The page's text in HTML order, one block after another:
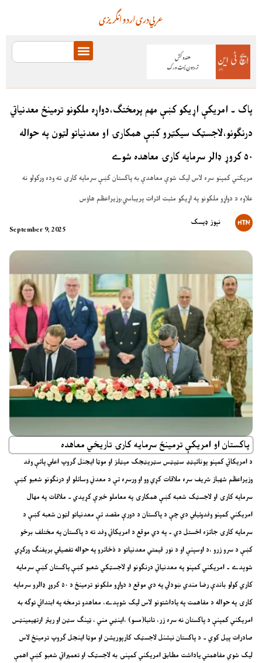
انگریزیاردودریعربي
پاک ۔ امريکې اړيکو کښې مهم پرمختګ،دواړه ملکونو ترمينځ معدنياتي
درنګونو،لاجسټک سيکټرو کښې همکارۍ او معدنياتو لټون په حواله
۵۰ کروړ ډالر سرمايه کارۍ معاهده شوے
مريکني کمپنو سره لاس ليک شوې معاهدې به پاکستان کښې سرمايه کارۍ ته وده ورکولو نه
علاوه د دواړو ملکونو په اړيکو مثبت اثرات پريباسي،وزيراعظم هاؤس
September 9, 2025
نېوز ډیسک
پاکستان او امريکې ترمينځ سرمايه کارۍ تاريخي معاهده
د امريکائي کمپنو يونائيټډ سټيټس سټريټجک ميټلز او موټا ايجنل ګروپ اعلي پائې وفد
وزيراعظم شهباز شريف سره ملاقات کړي وو او ورسره ئې د معدني وسائلو او درنګونو شعبو کښې
سرمايه کارۍ او لاجسټک شعبه کښې همکارۍ په معاملو خبرې کړيدي ۔ ملاقات په مهال
امريکني کمپنو وفدوئيلي دي چې د پاکستان د دورې مقصد ئې معدنياتو لټون شعبه کښې د
سرمايه کارۍ جائزه اخستل دي ۔ په دي موقع د امريکائي وفد ته د پاکستان په مختلف برخو
کښې د سرو زرو ،د اوسپنې او د نور قيمتي معدنياتو د ذخائرو په حواله تفصيلي بريفنګ ورکړي
شوېدے ۔ امريکني کمپنو په معدنياتي درنګونو او لاجسټکي شعبو کښې پاکستان کښې سرمايه
کاري کولو باندې رضا مندي ښودلي په دي موقع د دواړو ملکونو ترمينځ د ۵۰ کروړ ډالرو سرمايه
کارۍ په حواله د مفاهمت په ياداشتونو لاس ليک شوېدے، معاهدو ترمخه په ابتدائي توګه به
امريکني کمپنې د پاکستان نه سره زر، تانبا(مسو) ،اينټي مني ، ټینګ سټن او ریئر ارتهیمینټس
صادرات پیل کوي ۔ د پاکستان نيشنل لاجسټک کارپوريشن او موټا اينجل ګروپ ترمينځ لاس
ليک شوي مفاهمتي ياداشت مطابق امريکني کمپنۍ به لاجسټک او تعميراتي شعبو کښې اهمې